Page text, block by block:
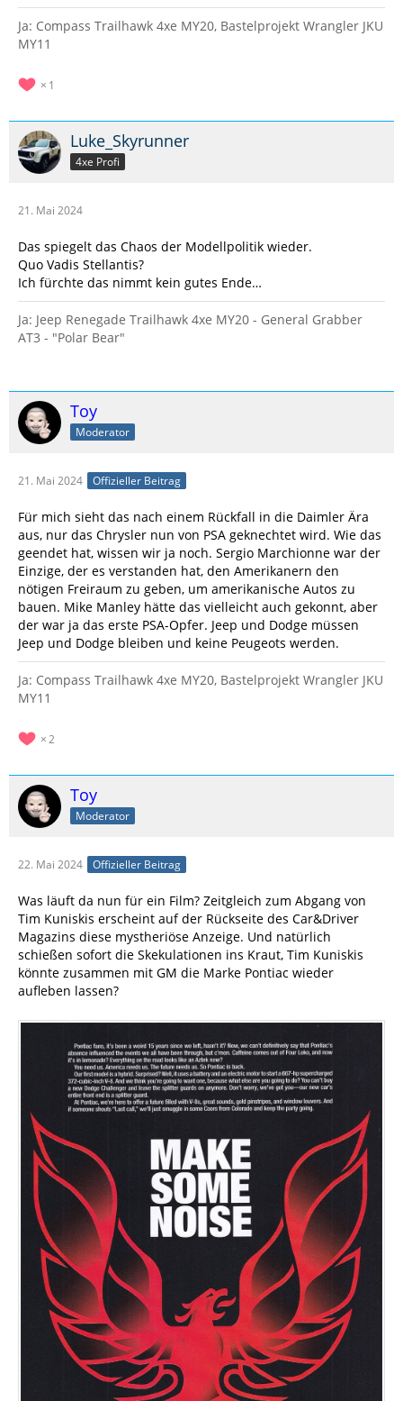
Ja: Compass Trailhawk 4xe MY20, Bastelprojekt Wrangler JKU
MY11
1
Luke_Skyrunner
4xe Profi
21. Mai 2024
Das spiegelt das Chaos der Modellpolitik wieder.
Quo Vadis Stellantis?
Ich fürchte das nimmt kein gutes Ende…
Ja: Jeep Renegade Trailhawk 4xe MY20 - General Grabber
AT3 - "Polar Bear"
Toy
Moderator
21. Mai 2024 Offizieller Beitrag
Für mich sieht das nach einem Rückfall in die Daimler Ära
aus, nur das Chrysler nun von PSA geknechtet wird. Wie das
geendet hat, wissen wir ja noch. Sergio Marchionne war der
Einzige, der es verstanden hat, den Amerikanern den
nötigen Freiraum zu geben, um amerikanische Autos zu
bauen. Mike Manley hätte das vielleicht auch gekonnt, aber
der war ja das erste PSA-Opfer. Jeep und Dodge müssen
Jeep und Dodge bleiben und keine Peugeots werden.
Ja: Compass Trailhawk 4xe MY20, Bastelprojekt Wrangler JKU
MY11
2
Toy
Moderator
22. Mai 2024 Offizieller Beitrag
Was läuft da nun für ein Film? Zeitgleich zum Abgang von
Tim Kuniskis erscheint auf der Rückseite des Car&Driver
Magazins diese mystheriöse Anzeige. Und natürlich
schießen sofort die Skekulationen ins Kraut, Tim Kuniskis
könnte zusammen mit GM die Marke Pontiac wieder
aufleben lassen?